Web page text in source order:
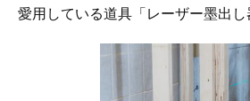
愛用している道具「レーザー墨出し